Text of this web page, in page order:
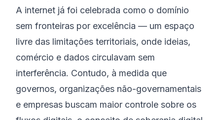
A internet já foi celebrada como o domínio
sem fronteiras por excelência — um espaço
livre das limitações territoriais, onde ideias,
comércio e dados circulavam sem
interferência. Contudo, à medida que
governos, organizações não-governamentais
e empresas buscam maior controle sobre os